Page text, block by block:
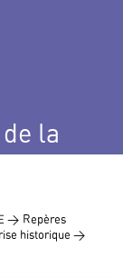
la
> Repères
historique >